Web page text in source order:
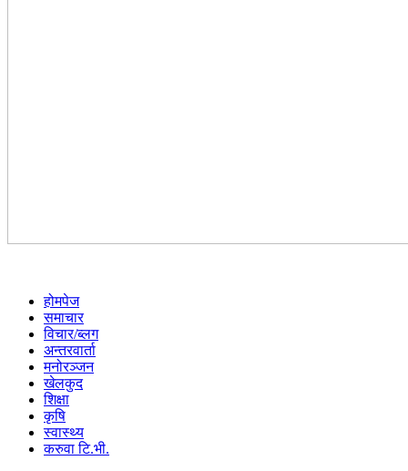
होमपेज
समाचार
विचार/ब्लग
अन्तरवार्ता
मनोरञ्जन
खेलकुद
शिक्षा
कृषि
स्वास्थ्य
करुवा टि.भी.